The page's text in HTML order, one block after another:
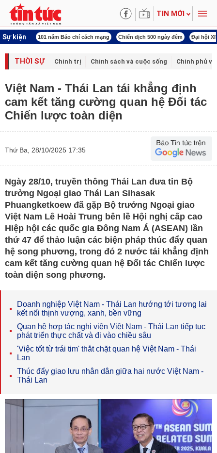
TIN MỚI
Sự kiện
tên Bác 101 năm Báo chí cách mạng Chiến dịch 500 ngày đêm Đại hội
THỜI SỰ Chính trị Chính sách và cuộc sống Chính phủ
Việt Nam - Thái Lan tái khẳng định
cam kết tăng cường quan hệ Đối tác
Chiến lược toàn diện
Thứ Ba, 28/10/2025 17:35
Ngày 28/10, truyền thông Thái Lan đưa tin Bộ
trưởng Ngoại giao Thái Lan Sihasak
Phuangketkoew đã gặp Bộ trưởng Ngoại giao
Việt Nam Lê Hoài Trung bên lề Hội nghị cấp cao
Hiệp hội các quốc gia Đông Nam Á (ASEAN) lần
thứ 47 để thảo luận các biện pháp thúc đẩy quan
hệ song phương, trong đó 2 nước tái khẳng định
cam kết tăng cường quan hệ Đối tác Chiến lược
toàn diện song phương.
Doanh nghiệp Việt Nam - Thái Lan hướng tới tương lai
kết nối thịnh vượng, xanh, bền vững
Quan hệ hợp tác nghị viện Việt Nam - Thái Lan tiếp tục
phát triển thực chất và đi vào chiều sâu
'Việc tốt từ trái tim' thắt chặt quan hệ Việt Nam - Thái
Lan
Thúc đẩy giao lưu nhân dân giữa hai nước Việt Nam -
Thái Lan